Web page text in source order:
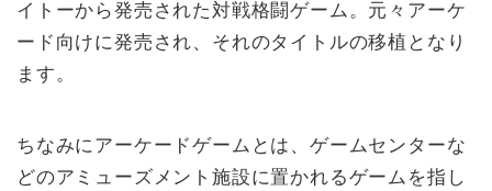
イトーから発売された対戦格闘ゲーム。元々アーケ
ード向けに発売され、それのタイトルの移植となり
ます。
ちなみにアーケードゲームとは、ゲームセンターな
どのアミューズメント施設に置かれるゲームを指し